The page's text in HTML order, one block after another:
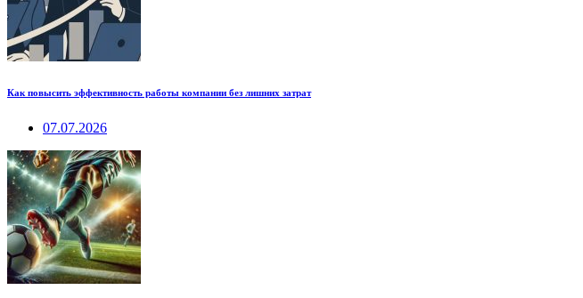
Как повысить эффективность работы компании без лишних затрат
07.07.2026